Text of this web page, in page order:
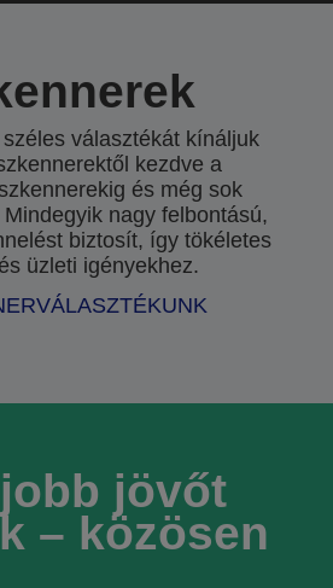
választékát kínáljuk
kezdve a
szkennerekig és még sok
nagy felbontású,
biztosít, így tökéletes
üzleti igényekhez.
jövőt
– közösen